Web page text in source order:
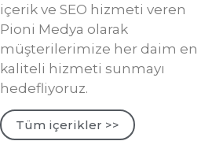
içerik ve SEO hizmeti veren
Pioni Medya olarak
müşterilerimize her daim en
kaliteli hizmeti sunmayı
hedefliyoruz.
Tüm içerikler >>